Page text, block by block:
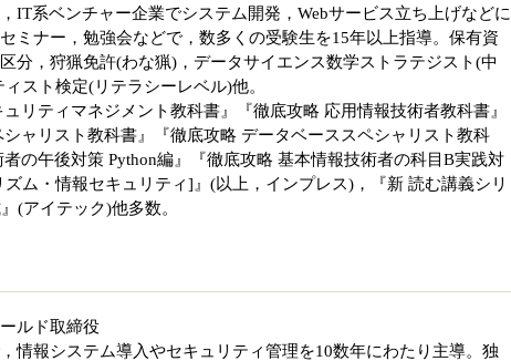
IT系ベンチャー企業でシステム開発，Webサービス立ち上げなどに
ミナー，勉強会などで，数多くの受験生を15年以上指導。保有資
分，狩猟免許(わな猟)，データサイエンス数学ストラテジスト(中
ト検定(リテラシーレベル)他。
リティマネジメント教科書』『徹底攻略 応用情報技術者教科書』
シャリスト教科書』『徹底攻略 データベーススペシャリスト教科
の午後対策 Python編』『徹底攻略 基本情報技術者の科目B実践対
ム・情報セキュリティ]』(以上，インプレス)，『新 読む講義シリ
(アイテック)他多数。
ルド取締役
情報システム導入やセキュリティ管理を10数年にわたり主導。独